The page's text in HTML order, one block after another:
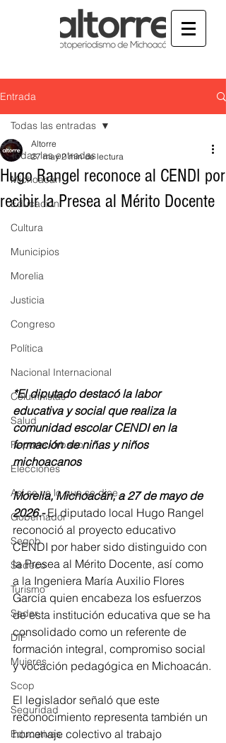
Entrada
Todas las entradas
Michoacán
Educación
Cultura
Municipios
Morelia
Justicia
Congreso
Política
Nacional Internacional
Columnistas
Salud
Reporte Urbano
Elecciones
Así se ve lo que se dice...
Gobernador
Segob
Sedeco
Turismo
Sader
DIF
Mujeres
Scop
Seguridad
Educativas
Todas las entradas
Hugo Rangel reconoce al CENDI por
recibir la Presea al Mérito Docente
Altorre
27 may 2 min de lectura
*El diputado destacó la labor
educativa y social que realiza la
comunidad escolar CENDI en la
formación de niñas y niños
michoacanos
Morelia, Michoacán, a 27 de mayo de
2026.- El diputado local Hugo Rangel
reconoció al proyecto educativo
CENDI por haber sido distinguido con
la Presea al Mérito Docente, así como
a la Ingeniera María Auxilio Flores
García quien encabeza los esfuerzos
de esta institución educativa que se ha
consolidado como un referente de
formación integral, compromiso social
y vocación pedagógica en Michoacán.
El legislador señaló que este
reconocimiento representa también un
homenaje colectivo al trabajo